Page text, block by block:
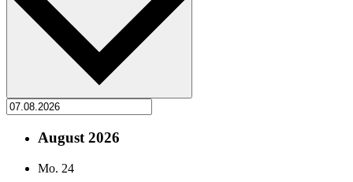
August 2026
Mo. 24